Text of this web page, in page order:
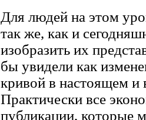
Для людей на этом
так же, как и
изобразить их
бы увидели как
кривой в настоящем и
Практически все
публикации, которые